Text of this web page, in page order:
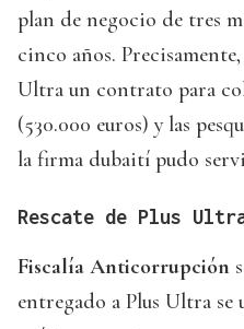
plan de negocio de tres
cinco años.
Ultra un contrato para
(530.000 euros) y las
la firma dubaití pudo
Rescate de Plus
Fiscalía Anticorrupción
entregado a Plus Ultra